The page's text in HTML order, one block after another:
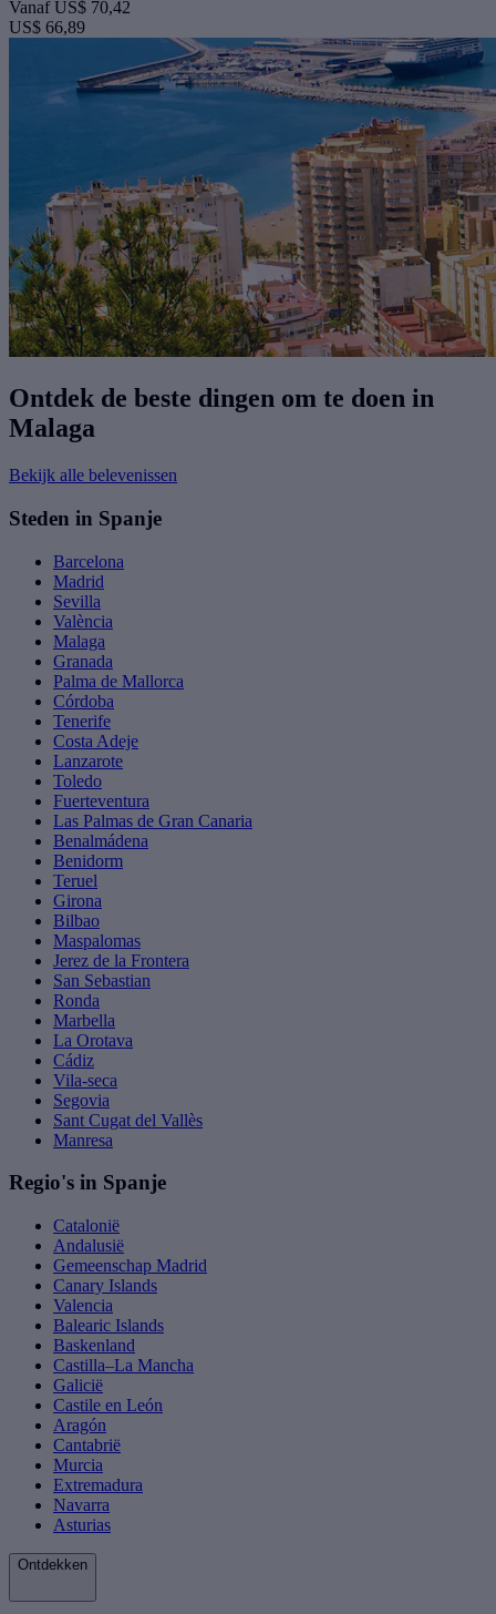
Vanaf US$ 70,42
US$ 66,89
Ontdek de beste dingen om te doen in
Malaga
Bekijk alle belevenissen
Steden in Spanje
Barcelona
Madrid
Sevilla
València
Malaga
Granada
Palma de Mallorca
Córdoba
Tenerife
Costa Adeje
Lanzarote
Toledo
Fuerteventura
Las Palmas de Gran Canaria
Benalmádena
Benidorm
Teruel
Girona
Bilbao
Maspalomas
Jerez de la Frontera
San Sebastian
Ronda
Marbella
La Orotava
Cádiz
Vila-seca
Segovia
Sant Cugat del Vallès
Manresa
Regio's in Spanje
Catalonië
Andalusië
Gemeenschap Madrid
Canary Islands
Valencia
Balearic Islands
Baskenland
Castilla–La Mancha
Galicië
Castile en León
Aragón
Cantabrië
Murcia
Extremadura
Navarra
Asturias
Ontdekken